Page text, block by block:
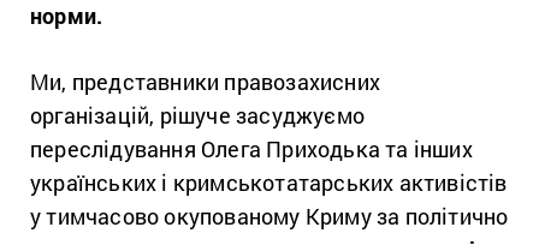
норми.
Ми, представники правозахисних
організацій, рішуче засуджуємо
переслідування Олега Приходька та інших
українських і кримськотатарських активістів
у тимчасово окупованому Криму за політично